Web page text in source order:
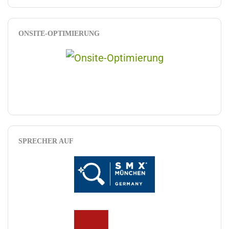
ONSITE-OPTIMIERUNG
SPRECHER AUF